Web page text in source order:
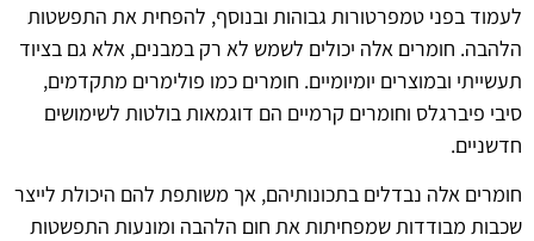
לעמוד בפני טמפרטורות גבוהות ובנוסף, להפחית את התפשטות
הלהבה. חומרים אלה יכולים לשמש לא רק במבנים, אלא גם בציוד
תעשייתי ובמוצרים יומיומיים. חומרים כמו פולימרים מתקדמים,
סיבי פיברגלס וחומרים קרמיים הם דוגמאות בולטות לשימושים
חדשניים.
חומרים אלה נבדלים בתכונותיהם, אך משותפת להם היכולת לייצר
שכבות מבודדות שמפחיתות את חום הלהבה ומונעות התפשטות